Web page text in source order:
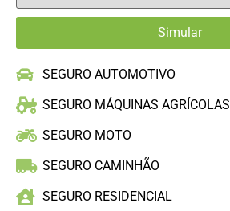
SEGURO AUTOMOTIVO
SEGURO MÁQUINAS AGRÍCOLAS
SEGURO MOTO
SEGURO CAMINHÃO
SEGURO RESIDENCIAL